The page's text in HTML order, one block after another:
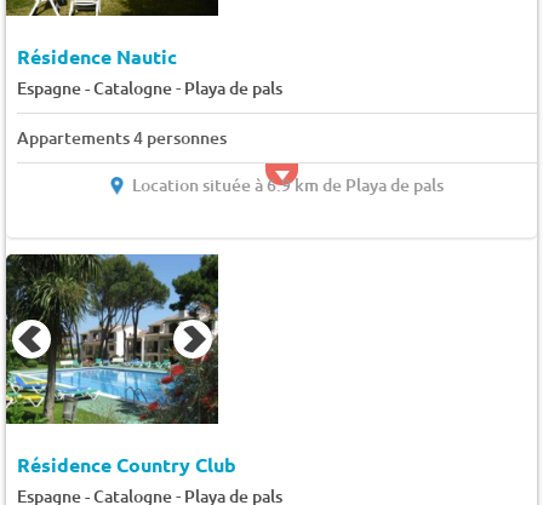
Résidence Nautic
Espagne - Catalogne- Playa de pals
Appartements 4 personnes
Location située à 6.9 km de Playa de pals
Résidence Country Club
Espagne - Catalogne- Playa de pals